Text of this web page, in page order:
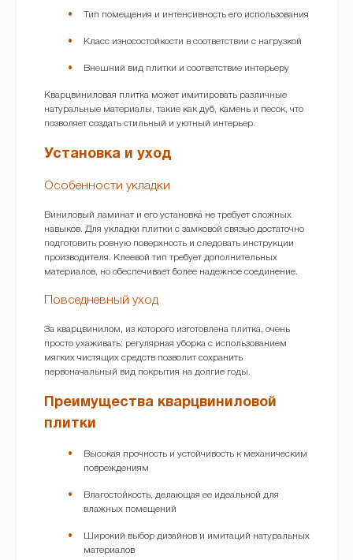
Тип помещения и интенсивность его использования
Класс износостойкости в соответствии с нагрузкой
Внешний вид плитки и соответствие интерьеру
Кварцвиниловая плитка может имитировать различные
натуральные материалы, такие как дуб, камень и песок, что
позволяет создать стильный и уютный интерьер.
Установка и уход
Особенности укладки
Виниловый ламинат и его установка не требует сложных
навыков. Для укладки плитки с замковой связью достаточно
подготовить ровную поверхность и следовать инструкции
производителя. Клеевой тип требует дополнительных
материалов, но обеспечивает более надежное соединение.
Повседневный уход
За кварцвинилом, из которого изготовлена плитка, очень
просто ухаживать: регулярная уборка с использованием
мягких чистящих средств позволит сохранить
первоначальный вид покрытия на долгие годы.
Преимущества кварцвиниловой
плитки
Высокая прочность и устойчивость к механическим
повреждениям
Влагостойкость, делающая ее идеальной для
влажных помещений
Широкий выбор дизайнов и имитаций натуральных
материалов